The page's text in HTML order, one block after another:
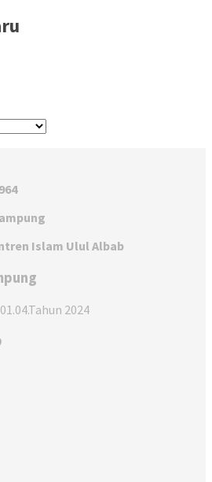
Islam Ulul Albab
2024